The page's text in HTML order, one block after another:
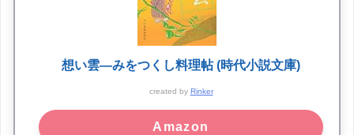
想い雲―みをつくし料理帖 (時代小説文庫)
created by Rinker
Amazon